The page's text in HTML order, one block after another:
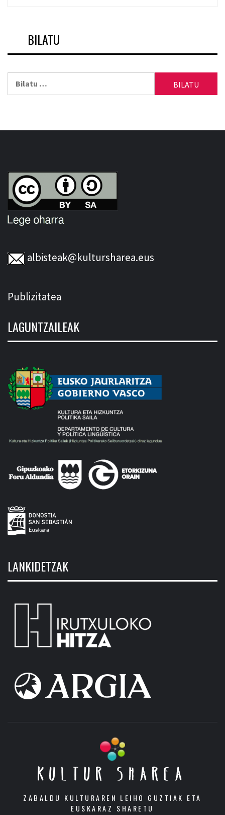
BILATU
albisteak@kultursharea.eus
Publizitatea
LAGUNTZAILEAK
LANKIDETZAK
KULTUR SHAREA
ZABALDU KULTURAREN LEIHO GUZTIAK ETA
EUSKARAZ SHARETU